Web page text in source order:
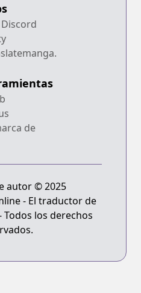
de
autor © 2025
- El traductor de
los derechos